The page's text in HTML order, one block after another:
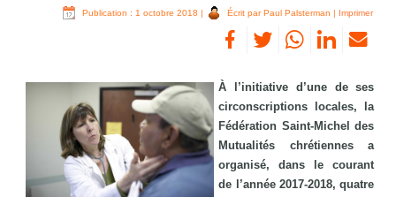
Publication : 1 octobre 2018 | Écrit par Paul Palsterman | Imprimer
À l’initiative d’une de ses
circonscriptions locales, la
Fédération Saint-Michel des
Mutualités chrétiennes a
organisé, dans le courant
de l’année 2017-2018, quatre